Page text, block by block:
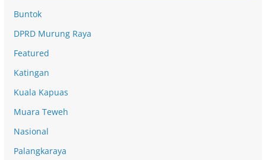
Buntok
DPRD Murung Raya
Featured
Katingan
Kuala Kapuas
Muara Teweh
Nasional
Palangkaraya